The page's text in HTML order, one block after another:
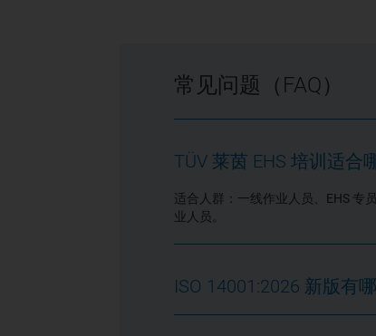
常见问题（FAQ）
TÜV 莱茵 EHS 培训适合
适合人群：一线作业人员、EHS 专
业人员。
ISO 14001:2026 新版有